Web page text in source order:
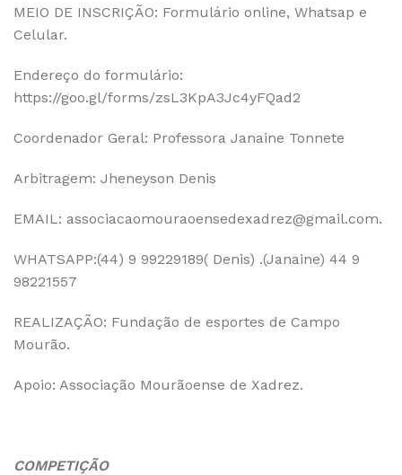
MEIO DE INSCRIÇÃO: Formulário online, Whatsap e
Celular.
Endereço do formulário:
https://goo.gl/forms/zsL3KpA3Jc4yFQad2
Coordenador Geral: Professora Janaine Tonnete
Arbitragem: Jheneyson Denis
EMAIL: associacaomouraoensedexadrez@gmail.com.
WHATSAPP:(44) 9 99229189( Denis) .(Janaine) 44 9
98221557
REALIZAÇÃO: Fundação de esportes de Campo
Mourão.
Apoio: Associação Mourãoense de Xadrez.
COMPETIÇÃO